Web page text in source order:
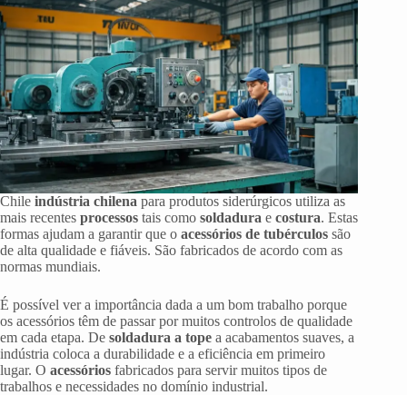
Chile indústria chilena para produtos siderúrgicos utiliza as
mais recentes processos tais como soldadura e costura. Estas
formas ajudam a garantir que o acessórios de tubérculos são
de alta qualidade e fiáveis. São fabricados de acordo com as
normas mundiais.
É possível ver a importância dada a um bom trabalho porque
os acessórios têm de passar por muitos controlos de qualidade
em cada etapa. De soldadura a tope a acabamentos suaves, a
indústria coloca a durabilidade e a eficiência em primeiro
lugar. O acessórios fabricados para servir muitos tipos de
trabalhos e necessidades no domínio industrial.